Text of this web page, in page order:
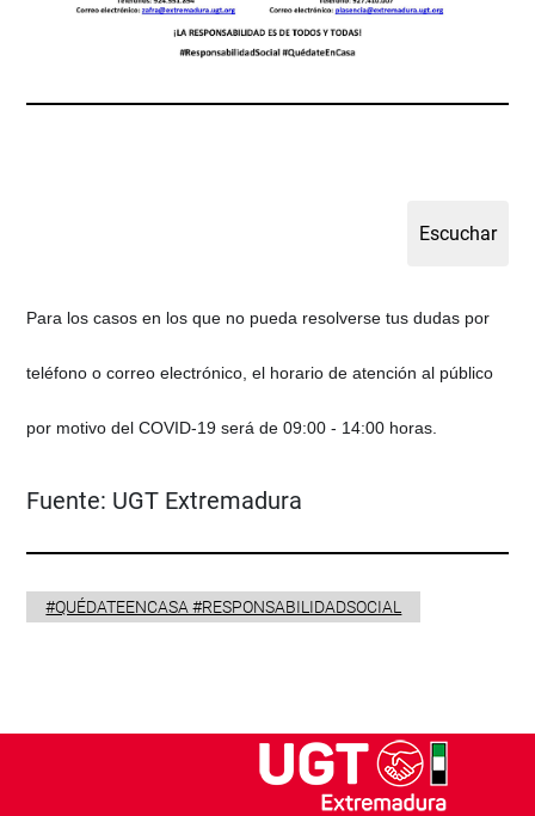
Para los casos en los que no pueda resolverse tus dudas por
teléfono o correo electrónico, el horario de atención al público
por motivo del COVID-19 será de 09:00 - 14:00 horas.
Fuente: UGT Extremadura
#QUÉDATEENCASA #RESPONSABILIDADSOCIAL